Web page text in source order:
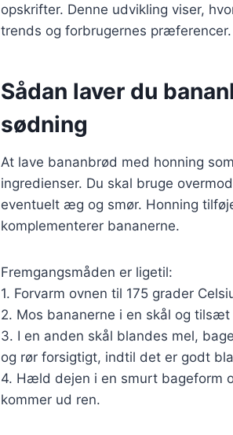
opskrifter. Denne udvikling viser,
trends og forbrugernes præferencer.
Sådan laver du
sødning
At lave bananbrød med honning
ingredienser. Du skal bruge
eventuelt æg og smør. Honning
komplementerer bananerne.
Fremgangsmåden er ligetil:
1. Forvarm ovnen til 175 grader
2. Mos bananerne i en skål og
3. I en anden skål blandes mel,
og rør forsigtigt, indtil det er godt
4. Hæld dejen i en smurt bageform
kommer ud ren.